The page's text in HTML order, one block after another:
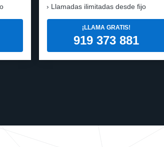
Llamadas ilimitadas desde fijo
¡LLAMA GRATIS!
919 373 881